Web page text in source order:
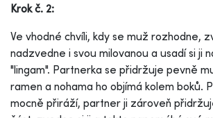
Krok č. 2:
Ve vhodné chvíli, kdy se muž rozhodne,
nadzvedne i svou milovanou a usadí si ji
"lingam". Partnerka se přidržuje pevně
ramen a nohama ho objímá kolem boků.
mocně přiráží, partner ji zároveň